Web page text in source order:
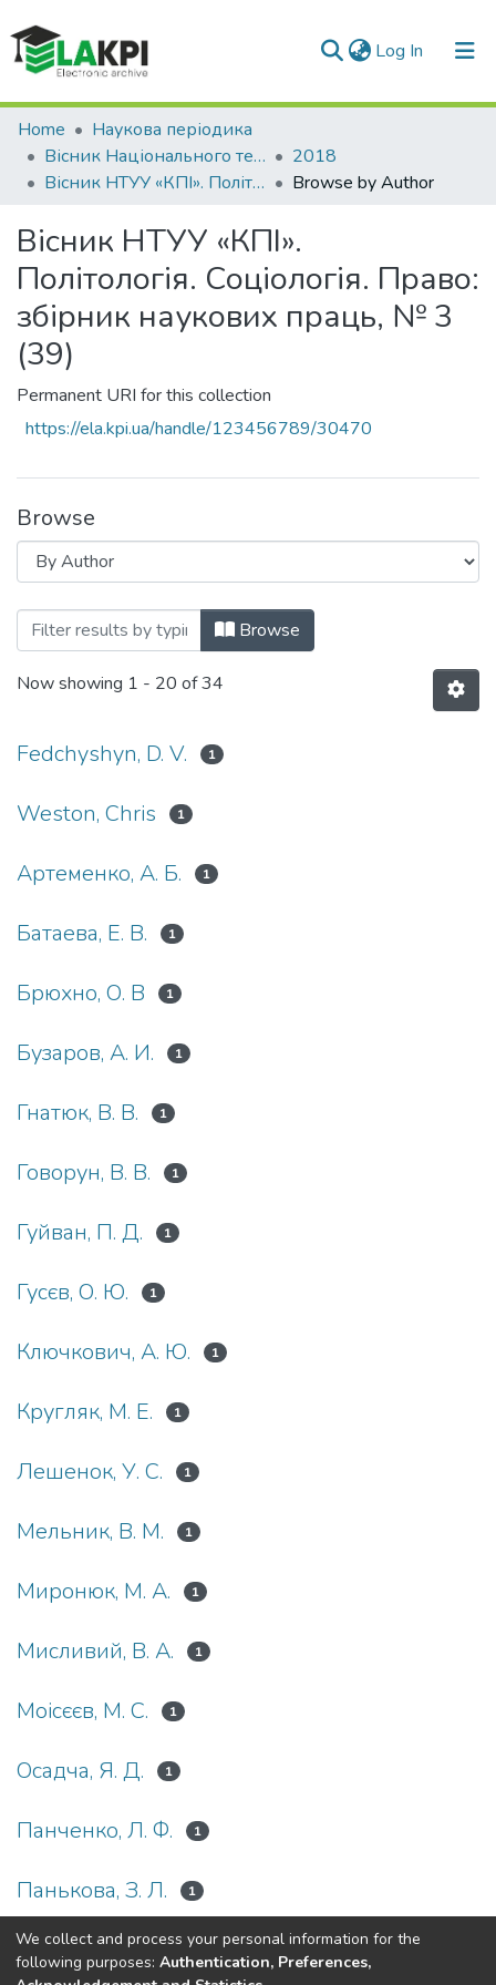
Log In (current)
Communities & Collections
All of DSpace
Home
Наукова періодика
Вісник Національного технічного університету України «Київський політехнічний інститут». Політологія. Соціологія. Право
2018
Вісник НТУУ «КПІ». Політологія. Соціологія. Право: збірник наукових праць, № 3 (39)
Browse by Author
Вісник НТУУ «КПІ».
Політологія. Соціологія. Право:
збірник наукових праць, № 3
(39)
Permanent URI for this collection
https://ela.kpi.ua/handle/123456789/30470
Browse
Browsing Вісник НТУУ «КПІ».
Browse
Now showing 1 - 20 of 34
Fedchyshyn, D. V. 1
Weston, Chris 1
Артеменко, А. Б. 1
Батаева, Е. В. 1
Брюхно, О. В 1
Бузаров, А. И. 1
Гнатюк, В. В. 1
Говорун, В. В. 1
Гуйван, П. Д. 1
Гусєв, О. Ю. 1
Ключкович, А. Ю. 1
Кругляк, М. Е. 1
Лешенок, У. С. 1
Мельник, В. М. 1
Миронюк, М. А. 1
Мисливий, В. А. 1
Моісєєв, М. С. 1
Осадча, Я. Д. 1
Панченко, Л. Ф. 1
Панькова, З. Л. 1
« 1(current)
2 »
We collect and process your personal information for the
following purposes: Authentication, Preferences,